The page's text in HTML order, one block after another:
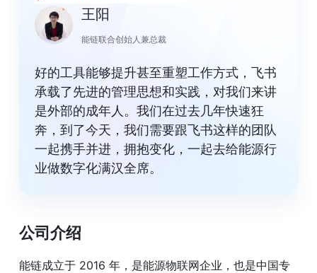
王阳
能链联合创始人兼总裁
好的工具能够提升甚至重塑工作方式，飞书
承载了先进的管理思想和实践，对我们来讲
是外部的成年人。我们在过去几年快速狂
奔，到了今天，我们需要跟飞书这样的团队
一起携手并进，拥抱变化，一起去给能源行
业做数字化满汉全席。
公司介绍
能链成立于 2016 年，是能源物联网企业，也是中国专